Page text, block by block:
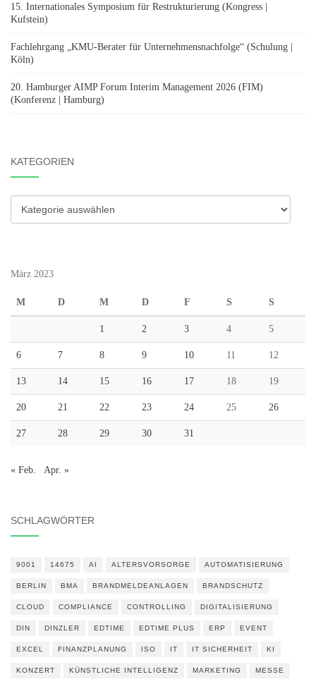
15. Internationales Symposium für Restrukturierung (Kongress |
Kufstein)
Fachlehrgang „KMU-Berater für Unternehmensnachfolge“ (Schulung |
Köln)
20. Hamburger AIMP Forum Interim Management 2026 (FIM)
(Konferenz | Hamburg)
KATEGORIEN
Kategorien
März 2023
M D M D F S S
1 2 3 4 5
6 7 8 9 10 11 12
13 14 15 16 17 18 19
20 21 22 23 24 25 26
27 28 29 30 31
« Feb. Apr. »
SCHLAGWÖRTER
9001 14675 AI ALTERSVORSORGE AUTOMATISIERUNG
BERLIN BMA BRANDMELDEANLAGEN BRANDSCHUTZ
CLOUD COMPLIANCE CONTROLLING DIGITALISIERUNG
DIN DINZLER EDTIME EDTIME PLUS ERP EVENT
EXCEL FINANZPLANUNG ISO IT IT SICHERHEIT KI
KONZERT KÜNSTLICHE INTELLIGENZ MARKETING MESSE